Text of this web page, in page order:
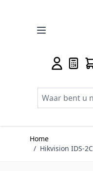
Home
/ Hikvision IDS-